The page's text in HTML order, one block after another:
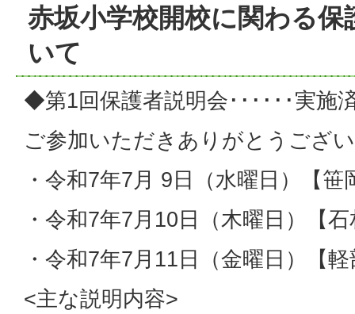
赤坂小学校開校に関わる保
いて
◆第1回保護者説明会･･････実施
ご参加いただきありがとうござ
・令和7年7月 9日（水曜日）【笹
・令和7年7月10日（木曜日）【
・令和7年7月11日（金曜日）【
<主な説明内容>